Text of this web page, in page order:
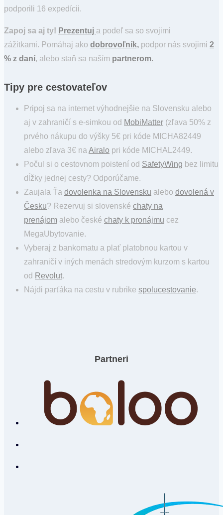
podporili 16 expedícii.
Zapoj sa aj ty! Prezentuj a podeľ sa so svojimi
zážitkami. Pomáhaj ako dobrovoľník, podpor nás svojimi 2
% z daní, alebo staň sa naším partnerom.
Tipy pre cestovateľov
Pripoj sa na internet výhodnejšie na Slovensku alebo
aj v zahraničí s e-simkou od MobiMatter (zľava 50% z
prvého nákupu do výšky 5€ pri kóde MICHA82449
alebo zľava 3€ na Airalo pri kóde MICHAL2449.
Počul si o cestovnom poistení od SafetyWing bez limitu
dĺžky jednej cesty? Odporúčame.
Zaujala Ťa dovolenka na Slovensku alebo dovolená v
Česku? Rezervuj si slovenské chaty na
prenájom alebo české chaty k pronájmu cez
MegaUbytovanie.
Vyberaj z bankomatu a plať platobnou kartou v
zahraničí v iných menách stredovým kurzom s kartou
od Revolut.
Nájdi parťáka na cestu v rubrike spolucestovanie.
Partneri